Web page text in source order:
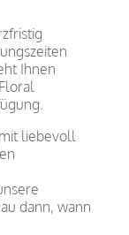
Ihnen
liebevoll
dann, wann